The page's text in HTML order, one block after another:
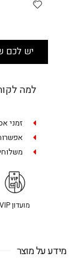
יש לכם
למה
זמני
אפשרות עד 12
משלוחים
מועדון VIP
מידע על מוצר